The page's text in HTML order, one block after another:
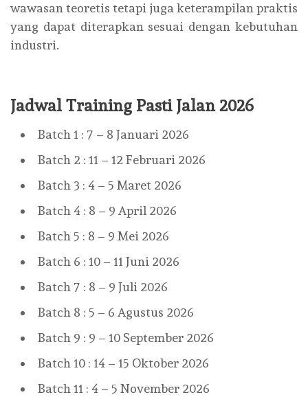
wawasan teoretis tetapi juga keterampilan praktis
yang dapat diterapkan sesuai dengan kebutuhan
industri.
Jadwal Training Pasti Jalan 2026
Batch 1 : 7 – 8 Januari 2026
Batch 2 : 11 – 12 Februari 2026
Batch 3 : 4 – 5 Maret 2026
Batch 4 : 8 – 9 April 2026
Batch 5 : 8 – 9 Mei 2026
Batch 6 : 10 – 11 Juni 2026
Batch 7 : 8 – 9 Juli 2026
Batch 8 : 5 – 6 Agustus 2026
Batch 9 : 9 – 10 September 2026
Batch 10 : 14 – 15 Oktober 2026
Batch 11 : 4 – 5 November 2026